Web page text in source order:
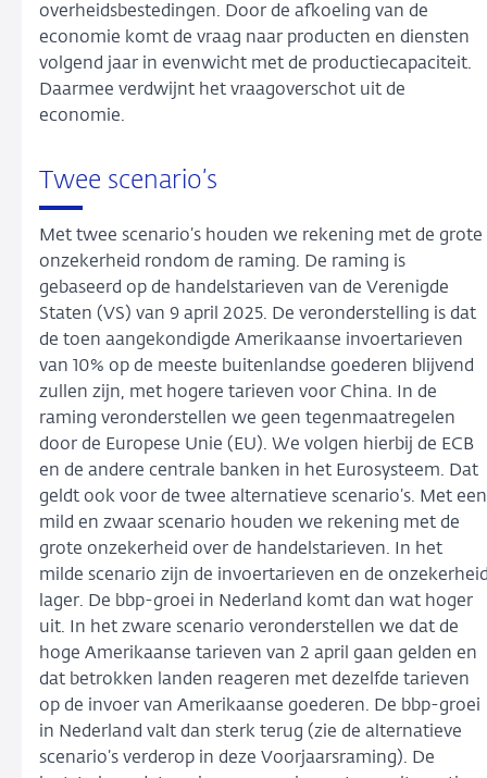
overheidsbestedingen. Door de afkoeling van de
economie komt de vraag naar producten en diensten
volgend jaar in evenwicht met de productiecapaciteit.
Daarmee verdwijnt het vraagoverschot uit de
economie.
Twee scenario’s
Met twee scenario’s houden we rekening met de grote
onzekerheid rondom de raming. De raming is
gebaseerd op de handelstarieven van de Verenigde
Staten (VS) van 9 april 2025. De veronderstelling is dat
de toen aangekondigde Amerikaanse invoertarieven
van 10% op de meeste buitenlandse goederen blijvend
zullen zijn, met hogere tarieven voor China. In de
raming veronderstellen we geen tegenmaatregelen
door de Europese Unie (EU). We volgen hierbij de ECB
en de andere centrale banken in het Eurosysteem. Dat
geldt ook voor de twee alternatieve scenario’s. Met een
mild en zwaar scenario houden we rekening met de
grote onzekerheid over de handelstarieven. In het
milde scenario zijn de invoertarieven en de
lager. De bbp-groei in Nederland komt dan wat hoger
uit. In het zware scenario veronderstellen we dat de
hoge Amerikaanse tarieven van 2 april gaan gelden en
dat betrokken landen reageren met dezelfde tarieven
op de invoer van Amerikaanse goederen. De bbp-groei
in Nederland valt dan sterk terug (zie de alternatieve
scenario’s verderop in deze Voorjaarsraming). De